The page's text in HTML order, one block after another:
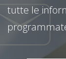
tutte le